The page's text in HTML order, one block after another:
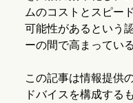
ムのコストとスピー
可能性があるという
ーの間で高まってい
この記事は情報提供
ドバイスを構成する